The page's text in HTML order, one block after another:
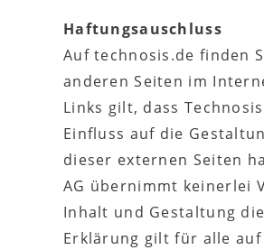
Haftungsauschluss
Auf technosis.de finden
anderen Seiten im
Links gilt, dass
Einfluss auf die
dieser externen Seiten
AG übernimmt keinerlei
Inhalt und Gestaltung
Erklärung gilt für alle